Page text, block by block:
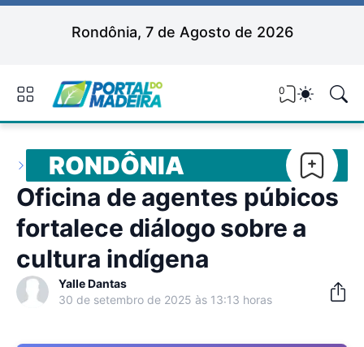
Rondônia, 7 de Agosto de 2026
0
RONDÔNIA
Oficina de agentes púbicos
fortalece diálogo sobre a
cultura indígena
Yalle Dantas
30 de setembro de 2025 às 13:13 horas